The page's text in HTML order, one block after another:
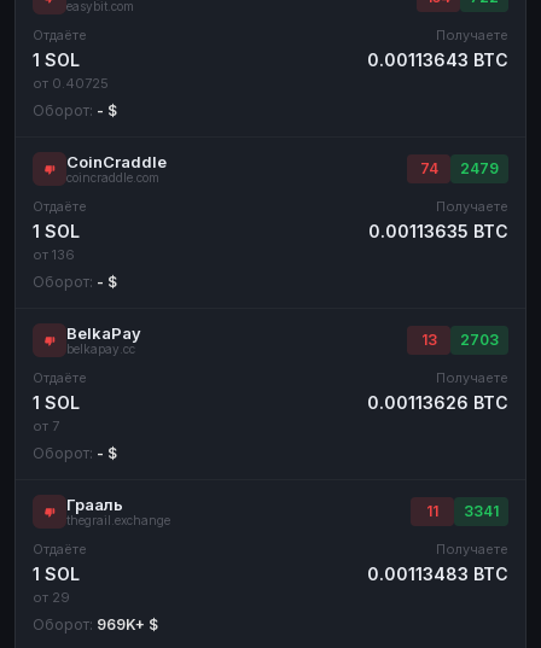
easybit.com
Отдаёте
1 SOL
от 0.40725
Получаете
0.00113643 BTC
Оборот: - $
CoinCraddle
coincraddle.com
74 2479
Отдаёте
1 SOL
от 136
Получаете
0.00113635 BTC
Оборот: - $
BelkaPay
belkapay.cc
13 2703
Отдаёте
1 SOL
от 7
Получаете
0.00113626 BTC
Оборот: - $
Грааль
thegrail.exchange
11 3341
Отдаёте
1 SOL
от 29
Получаете
0.00113483 BTC
Оборот: 969K+ $